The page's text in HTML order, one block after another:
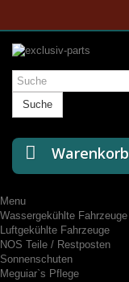
Suche
Warenkorb
Menu
Wassergekühlte Fahrzeuge
Luftgekühlte Fahrzeuge
NOS Teile / Restposten
Sonnenschuten
Meguiar`s Pflege